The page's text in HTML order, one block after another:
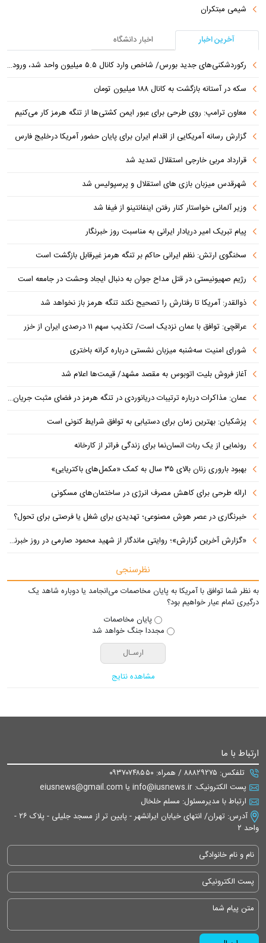
شیمی مبتکران
آخرین اخبار
اخبار دانشگاه
رکوردشکنی‌های جدید بورس/ شاخص وارد کانال ۵.۵ میلیون واحد شد، ورود ۹ همت پول حقیقی
سکه در آستانه بازگشت به کانال ۱۸۸ میلیون تومان
معاون ترامپ: روی طرحی برای عبور ایمن کشتی‌ها از تنگه هرمز کار می‌کنیم
گزارش رسانه آمریکایی از اقدام ایران برای پایان حضور آمریکا درخلیج فارس
قرارداد مربی خارجی استقلال تمدید شد
شهرقدس میزبان بازی های استقلال و پرسپولیس شد
وزیر آلمانی خواستار کنار رفتن اینفانتینو از فیفا شد
پیام تبریک امیر دریادار ایرانی به مناسبت روز خبرنگار
سخنگوی ارتش: نظم ایرانی حاکم بر تنگه هرمز غیرقابل بازگشت است
رژیم صهیونیستی در قتل مداح جوان به دنبال ایجاد وحشت در جامعه است
ذوالقدر: آمریکا تا رفتارش را تصحیح نکند تنگه هرمز باز نخواهد شد
عراقچی: توافق با عمان نزدیک است/ تکذیب سهم ۱۱ درصدی ایران از خزر
شورای امنیت سه‌شنبه میزبان نشستی درباره کرانه باختری
آغاز فروش بلیت اتوبوس به مقصد مشهد/ قیمت‌ها اعلام شد
عمان: مذاکرات درباره ترتیبات دریانوردی در تنگه هرمز در فضای مثبت جریان دارد
پزشکیان‌: بهترین زمان برای دستیابی به توافق شرایط کنونی است
رونمایی از یک ربات انسان‌نما برای زندگی فراتر از کارخانه
بهبود باروری زنان بالای ۳۵ سال به کمک «مکمل‌های باکتریایی»
ارائه طرحی برای کاهش مصرف انرژی در ساختمان‌های مسکونی
خبرنگاری در عصر هوش مصنوعی؛ تهدیدی برای شغل یا فرصتی برای تحول؟
«گزارش آخرین گزارش»؛ روایتی ماندگار از شهید محمود صارمی در روز خبرنگار
نظرسنجی
به نظر شما توافق با آمریکا به پایان مخاصمات می‌انجامد یا دوباره شاهد یک
درگیری تمام عیار خواهیم بود؟
پایان مخاصمات
مجددا جنگ خواهد شد
مشاهده نتایج
ارتباط با ما
تلفکس: ۸۸۸۲۹۲۷۵ / همراه: ۰۹۳۷۰۷۴۸۵۵۰
پست الکترونیک: info@iusnews.ir یا eiusnews@gmail.com
ارتباط با مدیرمسئول: مسلم خلخال
آدرس: تهران/ انتهای خیابان ایرانشهر - پایین تر از مسجد جلیلی - پلاک ۲۶ -
واحد ۲